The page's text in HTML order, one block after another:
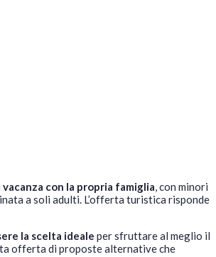
vacanza con la propria famiglia, con minori
a soli adulti. L’offerta turistica risponde
la scelta ideale per sfruttare al meglio il
offerta di proposte alternative che